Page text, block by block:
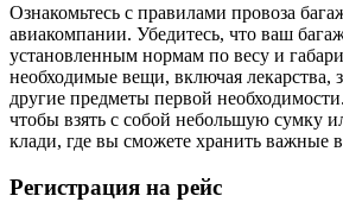
Ознакомьтесь с правилами провоза
авиакомпании. Убедитесь, что ваш багаж
установленным нормам по весу и
необходимые вещи, включая лекарства,
другие предметы первой
чтобы взять с собой небольшую сумку
клади, где вы сможете хранить важные
Регистрация на рейс